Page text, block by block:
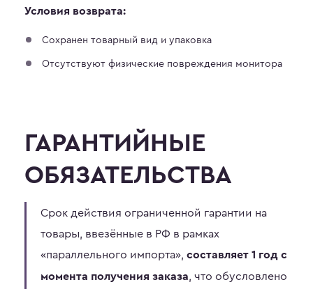
Условия возврата:
Сохранен товарный вид и упаковка
Отсутствуют физические повреждения монитора
ГАРАНТИЙНЫЕ
ОБЯЗАТЕЛЬСТВА
Срок действия ограниченной гарантии на
товары, ввезённые в РФ в рамках
«параллельного импорта», составляет 1 год с
момента получения заказа , что обусловлено